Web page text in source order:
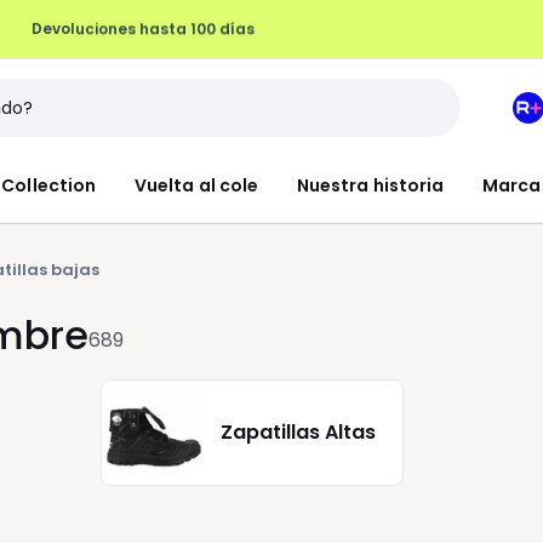
Devoluciones hasta 100 días
Collection Vuelta al cole Nuestra historia
Mi
bajas
689
Zapatillas Altas